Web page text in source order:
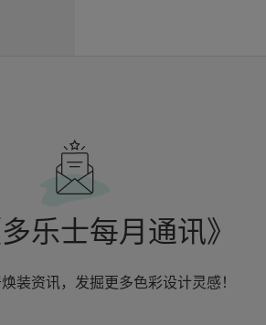
乐士每月通讯》
装资讯，发掘更多色彩设计灵感！